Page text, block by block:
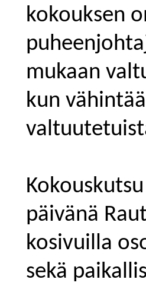
kokouksen
mukaan
kun
päivänä
kosivuilla
sekä